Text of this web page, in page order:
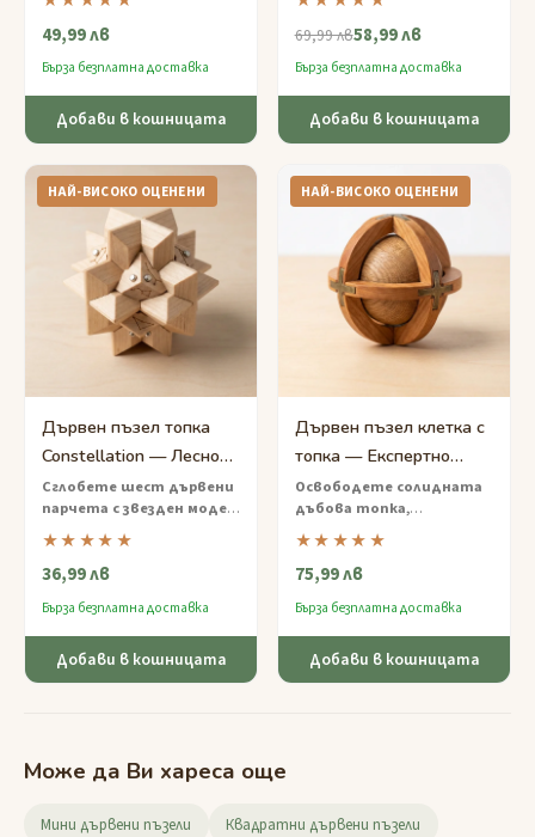
освободите скритата
топка— красиво ръчно
трудност, изработен от
устойчиво дърво.
49,99 лв
Бърза безплатна доставка
Добави в кошницата
вътре в дървената
сфера— ръчно изработен
който тества
търпението и
прецизността.
69,99 лв58,99 лв
Бърза безплатна доставка
Добави в кошницата
НАЙ-ВИСОКО ОЦЕНЕНИ
Дървен пъзел топка
Constellation — Лесно
сглобяване със звезден
модел
Сглобете шест дървени
парчета с звезден модел
в перфектна сфера
лесен за сглобяване пъзел,
изработен от гладък клен с
на съзвездия.
★★★★★
36,99 лв
Бърза безплатна доставка
Добави в кошницата
НАЙ-ВИСОКО ОЦЕНЕНИ
Дървен пъзел клетка с
топка — Експертно
разглобяване на
затворена сфера
Освободете солидната
дъбова топка,
затворена в сложна
решетка — пъзел от дърво
с експертно ниво, който
и прецизно манипулиране.
★★★★★
75,99 лв
Бърза безплатна доставка
Добави в кошницата
Може да Ви хареса още
Мини дървени пъзели
Квадратни дървени пъзели